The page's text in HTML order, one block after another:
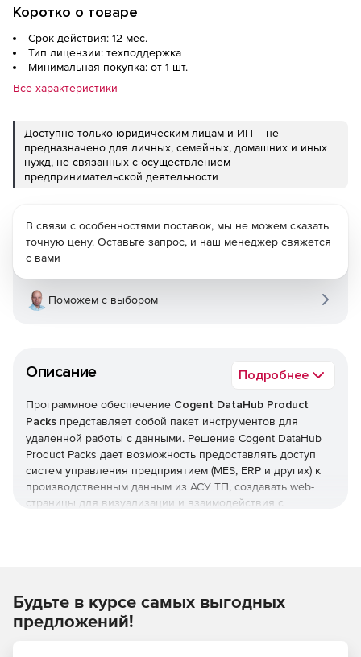
Коротко о товаре
Срок действия: 12 мес.
Тип лицензии: техподдержка
Минимальная покупка: от 1 шт.
Все характеристики
Доступно только юридическим лицам и ИП – не
предназначено для личных, семейных, домашних и иных
нужд, не связанных с осуществлением
предпринимательской деятельности
Описание Подробнее
Программное обеспечение Cogent DataHub Product
Packs представляет собой пакет инструментов для
удаленной работы с данными. Решение Cogent DataHub
Product Packs дает возможность предоставлять доступ
систем управления предприятием (MES, ERP и других) к
производственным данным из АСУ ТП, создавать web-
страницы для визуализации и взаимодействия с
Состав семейства Cogent
В связи с особенностями поставок, мы не можем сказать
точную цену. Оставьте запрос, и наш менеджер свяжется
с вами
Поможем с выбором
Будьте в курсе самых выгодных
предложений!